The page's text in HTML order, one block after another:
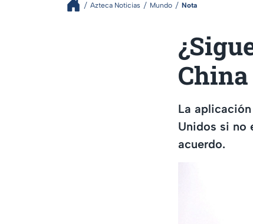
Azteca Noticias Mundo Nota
La
Unidos si no
acuerdo.